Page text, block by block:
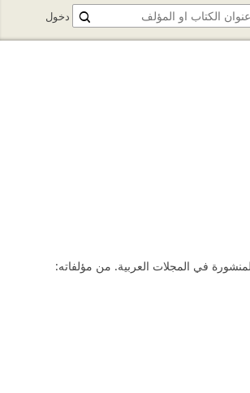
في المجلات العربية. من مؤلفاته:
دخول